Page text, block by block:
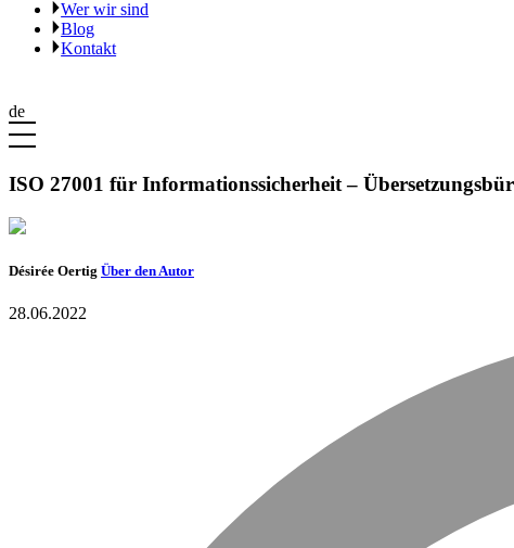
Wer wir sind
Blog
Kontakt
de
ISO 27001 für Informationssicherheit –
Désirée Oertig Über den Autor
28.06.2022